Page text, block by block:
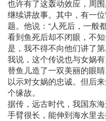
也许有了这轰动效应，周
继续讲故事。其中，有一
题。他说：“人死后，一般
看到鱼死后却不闭眼，不
是，我不得不向他们讲了第
我说，这个传说也与女娲
替鱼儿造了一双美丽的眼
以示对女娲的忠诚。但后
个缘故。
据传，远古时代，我国东
手臂很长，能伸到海水里